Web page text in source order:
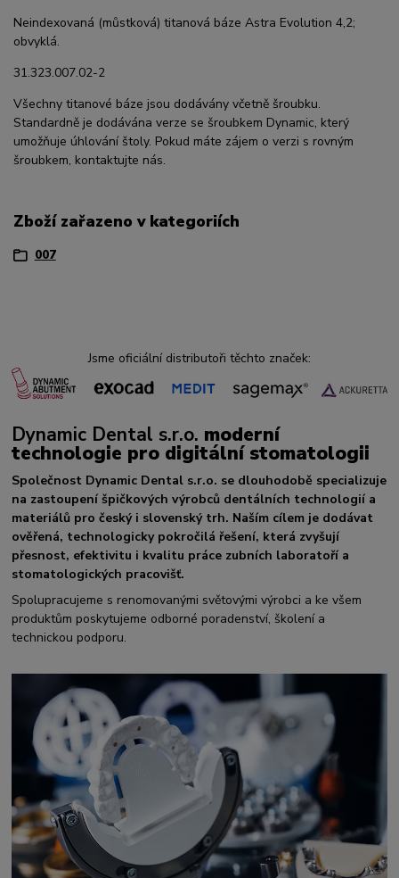
Neindexovaná (můstková) titanová báze Astra Evolution 4,2;
obvyklá.
31.323.007.02-2
Všechny titanové báze jsou dodávány včetně šroubku.
Standardně je dodávána verze se šroubkem Dynamic, který
umožňuje úhlování štoly. Pokud máte zájem o verzi s rovným
šroubkem, kontaktujte nás.
Zboží zařazeno v kategoriích
007
Jsme oficiální distributoři těchto značek:
Dynamic Dental s.r.o. moderní
technologie pro digitální stomatologii
Společnost Dynamic Dental s.r.o. se dlouhodobě specializuje
na zastoupení špičkových výrobců dentálních technologií a
materiálů pro český i slovenský trh. Naším cílem je dodávat
ověřená, technologicky pokročilá řešení, která zvyšují
přesnost, efektivitu i kvalitu práce zubních laboratoří a
stomatologických pracovišť.
Spolupracujeme s renomovanými světovými výrobci a ke všem
produktům poskytujeme odborné poradenství, školení a
technickou podporu.